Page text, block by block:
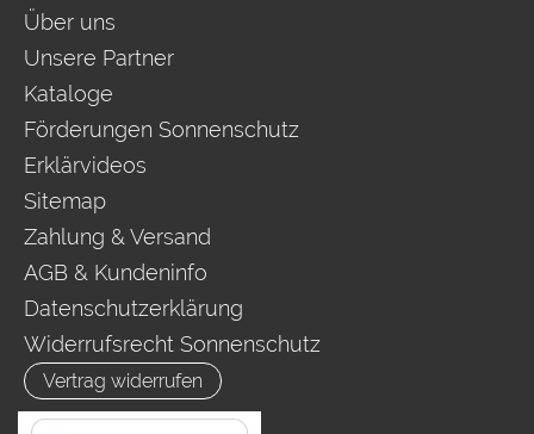
Über uns
Unsere Partner
Kataloge
Förderungen Sonnenschutz
Erklärvideos
Sitemap
Zahlung & Versand
AGB & Kundeninfo
Datenschutzerklärung
Widerrufsrecht Sonnenschutz
Vertrag widerrufen